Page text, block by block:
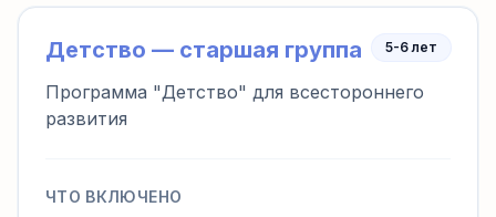
Детство — старшая группа 5-6 лет
Программа "Детство" для всестороннего
развития
ЧТО ВКЛЮЧЕНО